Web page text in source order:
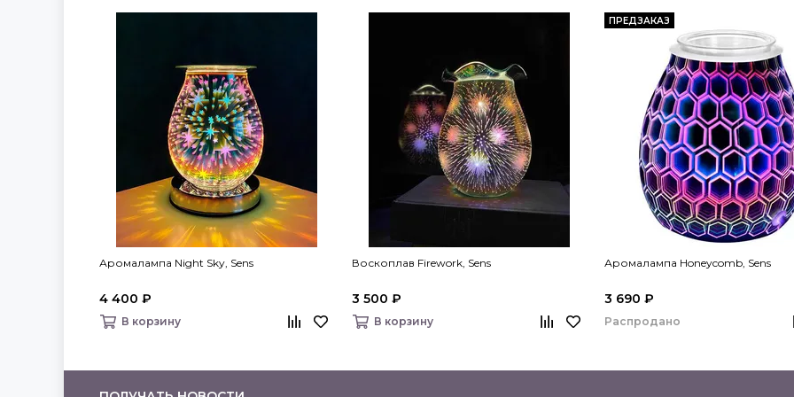
Аромалампа Night Sky, Sens
4 400 ₽
В корзину
Воскоплав Firework, Sens
3 500 ₽
В корзину
ПРЕДЗАКАЗ
Аромалампа Honeycomb, Sens
3 690 ₽
Распродано